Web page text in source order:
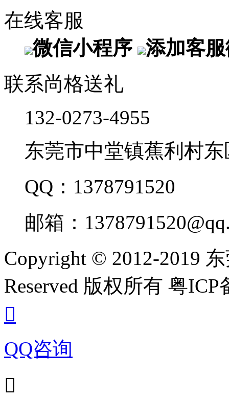
在线客服
微信小程序
添加客
联系尚格送礼
132-0273-4955
东莞市中堂镇蕉利村
QQ：1378791520
邮箱：
Copyright © 2012-2019
Reserved 版权所有 粤ICP

QQ咨询
